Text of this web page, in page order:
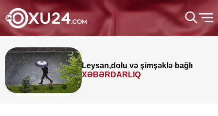
Leysan,dolu və şimşəklə bağlı
XƏBƏRDARLIQ